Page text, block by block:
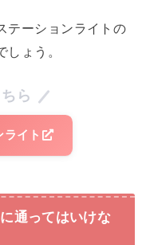
テーションライトの
ょう。
ら
ライト
通ってはいけな